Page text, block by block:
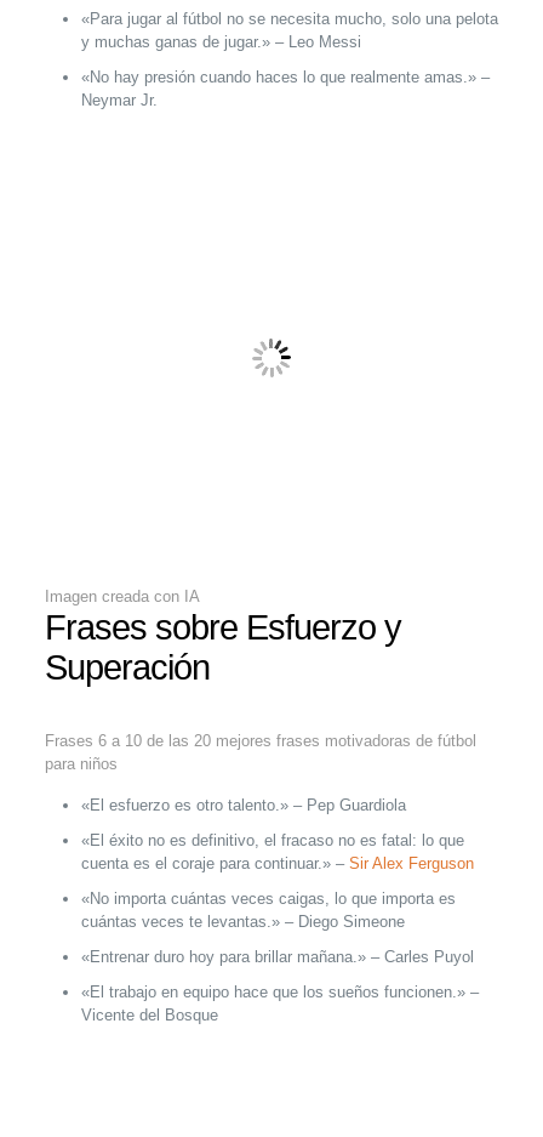
«Para jugar al fútbol no se necesita mucho, solo una pelota
y muchas ganas de jugar.» – Leo Messi
«No hay presión cuando haces lo que realmente amas.» –
Neymar Jr.
Imagen creada con IA
Frases sobre Esfuerzo y
Superación
Frases 6 a 10 de las 20 mejores frases motivadoras de fútbol
para niños
«El esfuerzo es otro talento.» – Pep Guardiola
«El éxito no es definitivo, el fracaso no es fatal: lo que
cuenta es el coraje para continuar.» – Sir Alex Ferguson
«No importa cuántas veces caigas, lo que importa es
cuántas veces te levantas.» – Diego Simeone
«Entrenar duro hoy para brillar mañana.» – Carles Puyol
«El trabajo en equipo hace que los sueños funcionen.» –
Vicente del Bosque